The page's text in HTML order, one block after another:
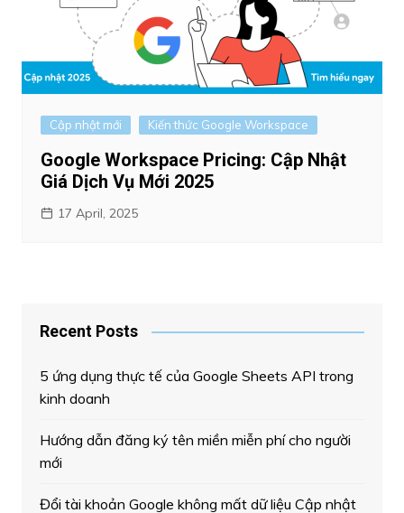
Cập nhật mới Kiến thức Google Workspace
Google Workspace Pricing: Cập Nhật
Giá Dịch Vụ Mới 2025
17 April, 2025
Recent Posts
5 ứng dụng thực tế của Google Sheets API trong
kinh doanh
Hướng dẫn đăng ký tên miền miễn phí cho người
mới
Đổi tài khoản Google không mất dữ liệu Cập nhật